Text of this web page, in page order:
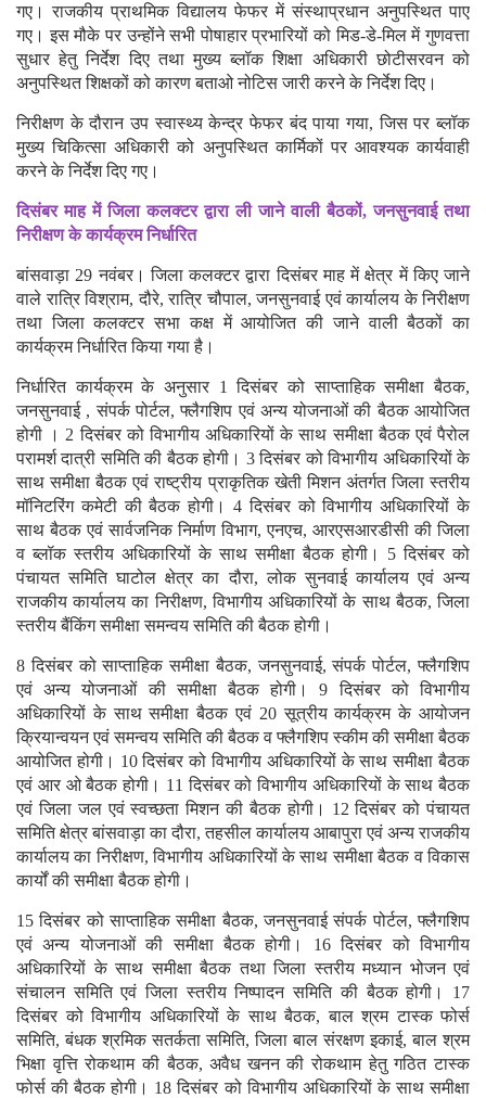
गए। राजकीय प्राथमिक विद्यालय फेफर में संस्थाप्रधान अनुपस्थित पाए
गए। इस मौके पर उन्होंने सभी पोषाहार प्रभारियों को मिड-डे-मिल में गुणवत्ता
सुधार हेतु निर्देश दिए तथा मुख्य ब्लॉक शिक्षा अधिकारी छोटीसरवन को
अनुपस्थित शिक्षकों को कारण बताओ नोटिस जारी करने के निर्देश दिए।
निरीक्षण के दौरान उप स्वास्थ्य केन्द्र फेफर बंद पाया गया, जिस पर ब्लॉक
मुख्य चिकित्सा अधिकारी को अनुपस्थित कार्मिकों पर आवश्यक कार्यवाही
करने के निर्देश दिए गए।
दिसंबर माह में जिला कलक्टर द्वारा ली जाने वाली बैठकों, जनसुनवाई तथा
निरीक्षण के कार्यक्रम निर्धारित
बांसवाड़ा 29 नवंबर। जिला कलक्टर द्वारा दिसंबर माह में क्षेत्र में किए जाने
वाले रात्रि विश्राम, दौरे, रात्रि चौपाल, जनसुनवाई एवं कार्यालय के निरीक्षण
तथा जिला कलक्टर सभा कक्ष में आयोजित की जाने वाली बैठकों का
कार्यक्रम निर्धारित किया गया है।
निर्धारित कार्यक्रम के अनुसार 1 दिसंबर को साप्ताहिक समीक्षा बैठक,
जनसुनवाई , संपर्क पोर्टल, फ्लैगशिप एवं अन्य योजनाओं की बैठक आयोजित
होगी । 2 दिसंबर को विभागीय अधिकारियों के साथ समीक्षा बैठक एवं पैरोल
परामर्श दात्री समिति की बैठक होगी। 3 दिसंबर को विभागीय अधिकारियों के
साथ समीक्षा बैठक एवं राष्ट्रीय प्राकृतिक खेती मिशन अंतर्गत जिला स्तरीय
मॉनिटरिंग कमेटी की बैठक होगी। 4 दिसंबर को विभागीय अधिकारियों के
साथ बैठक एवं सार्वजनिक निर्माण विभाग, एनएच, आरएसआरडीसी की जिला
व ब्लॉक स्तरीय अधिकारियों के साथ समीक्षा बैठक होगी। 5 दिसंबर को
पंचायत समिति घाटोल क्षेत्र का दौरा, लोक सुनवाई कार्यालय एवं अन्य
राजकीय कार्यालय का निरीक्षण, विभागीय अधिकारियों के साथ बैठक, जिला
स्तरीय बैंकिंग समीक्षा समन्वय समिति की बैठक होगी।
8 दिसंबर को साप्ताहिक समीक्षा बैठक, जनसुनवाई, संपर्क पोर्टल, फ्लैगशिप
एवं अन्य योजनाओं की समीक्षा बैठक होगी। 9 दिसंबर को विभागीय
अधिकारियों के साथ समीक्षा बैठक एवं 20 सूत्रीय कार्यक्रम के आयोजन
क्रियान्वयन एवं समन्वय समिति की बैठक व फ्लैगशिप स्कीम की समीक्षा बैठक
आयोजित होगी। 10 दिसंबर को विभागीय अधिकारियों के साथ समीक्षा बैठक
एवं आर ओ बैठक होगी। 11 दिसंबर को विभागीय अधिकारियों के साथ बैठक
एवं जिला जल एवं स्वच्छता मिशन की बैठक होगी। 12 दिसंबर को पंचायत
समिति क्षेत्र बांसवाड़ा का दौरा, तहसील कार्यालय आबापुरा एवं अन्य राजकीय
कार्यालय का निरीक्षण, विभागीय अधिकारियों के साथ समीक्षा बैठक व विकास
कार्यों की समीक्षा बैठक होगी।
15 दिसंबर को साप्ताहिक समीक्षा बैठक, जनसुनवाई संपर्क पोर्टल, फ्लैगशिप
एवं अन्य योजनाओं की समीक्षा बैठक होगी। 16 दिसंबर को विभागीय
अधिकारियों के साथ समीक्षा बैठक तथा जिला स्तरीय मध्यान भोजन एवं
संचालन समिति एवं जिला स्तरीय निष्पादन समिति की बैठक होगी। 17
दिसंबर को विभागीय अधिकारियों के साथ बैठक, बाल श्रम टास्क फोर्स
समिति, बंधक श्रमिक सतर्कता समिति, जिला बाल संरक्षण इकाई, बाल श्रम
भिक्षा वृत्ति रोकथाम की बैठक, अवैध खनन की रोकथाम हेतु गठित टास्क
फोर्स की बैठक होगी। 18 दिसंबर को विभागीय अधिकारियों के साथ समीक्षा